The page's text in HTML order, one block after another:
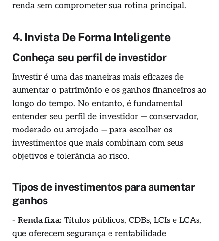
renda sem comprometer sua rotina principal.
4. Invista De Forma Inteligente
Conheça seu perfil de investidor
Investir é uma das maneiras mais eficazes de
aumentar o patrimônio e os ganhos financeiros ao
longo do tempo. No entanto, é fundamental
entender seu perfil de investidor — conservador,
moderado ou arrojado — para escolher os
investimentos que mais combinam com seus
objetivos e tolerância ao risco.
Tipos de investimentos para aumentar
ganhos
- Renda fixa: Títulos públicos, CDBs, LCIs e LCAs,
que oferecem segurança e rentabilidade